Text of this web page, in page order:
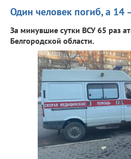
Один человек погиб, а 14
За минувшие сутки ВСУ 65 раз
Белгородской области.